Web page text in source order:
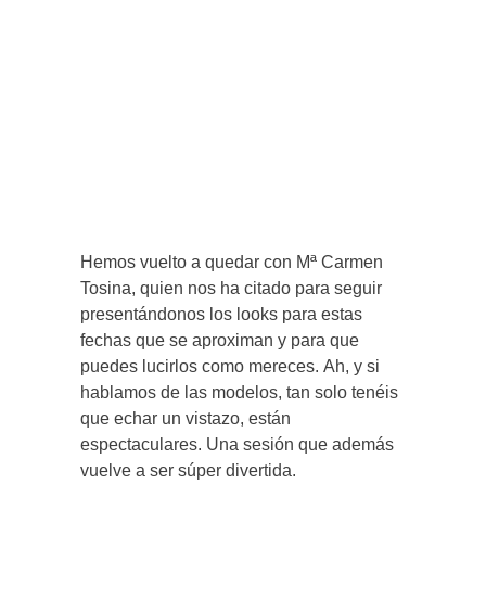
Hemos vuelto a quedar con Mª Carmen
Tosina, quien nos ha citado para seguir
presentándonos los looks para estas
fechas que se aproximan y para que
puedes lucirlos como mereces. Ah, y si
hablamos de las modelos, tan solo tenéis
que echar un vistazo, están
espectaculares. Una sesión que además
vuelve a ser súper divertida.